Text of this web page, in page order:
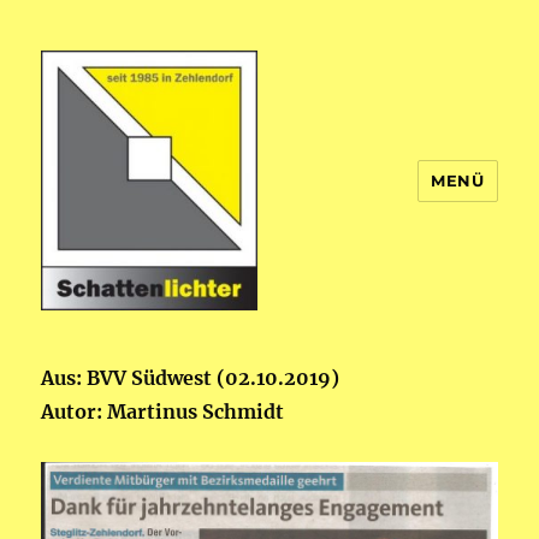
MENÜ
Aus: BVV Südwest (02.10.2019)
Autor: Martinus Schmidt